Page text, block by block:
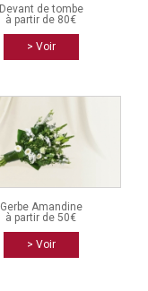
Devant de tombe
à partir de 80€
> Voir
Gerbe Amandine
à partir de 50€
> Voir